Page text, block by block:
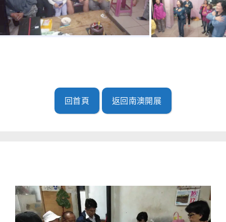
回首頁 返回南澳開展